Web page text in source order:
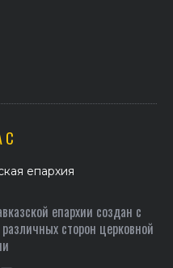
епархии создан c
сторон церковной